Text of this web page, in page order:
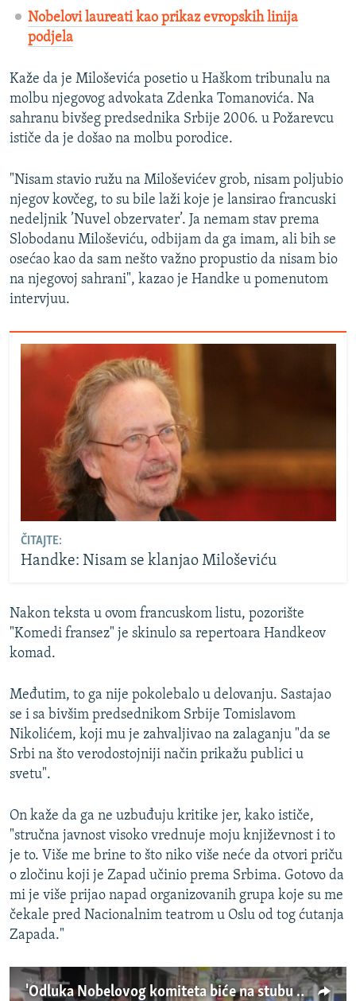
Nobelovi laureati kao prikaz evropskih linija
podjela
Kaže da je Miloševića posetio u Haškom tribunalu na
molbu njegovog advokata Zdenka Tomanovića. Na
sahranu bivšeg predsednika Srbije 2006. u Požarevcu
ističe da je došao na molbu porodice.
"Nisam stavio ružu na Miloševićev grob, nisam poljubio
njegov kovčeg, to su bile laži koje je lansirao francuski
nedeljnik ’Nuvel obzervater’. Ja nemam stav prema
Slobodanu Miloševiću, odbijam da ga imam, ali bih se
osećao kao da sam nešto važno propustio da nisam bio
na njegovoj sahrani", kazao je Handke u pomenutom
intervjuu.
ČITAJTE:
Handke: Nisam se klanjao Miloševiću
Nakon teksta u ovom francuskom listu, pozorište
"Komedi fransez" je skinulo sa repertoara Handkeov
komad.
Međutim, to ga nije pokolebalo u delovanju. Sastajao
se i sa bivšim predsednikom Srbije Tomislavom
Nikolićem, koji mu je zahvaljivao na zalaganju "da se
Srbi na što verodostojniji način prikažu publici u
svetu".
On kaže da ga ne uzbuđuju kritike jer, kako ističe,
"stručna javnost visoko vrednuje moju književnost i to
je to. Više me brine to što niko više neće da otvori priču
o zločinu koji je Zapad učinio prema Srbima. Gotovo da
mi je više prijao napad organizovanih grupa koje su me
čekale pred Nacionalnim teatrom u Oslu od tog ćutanja
Zapada."
'Odluka Nobelovog komiteta biće na stubu srama u Potočarima'